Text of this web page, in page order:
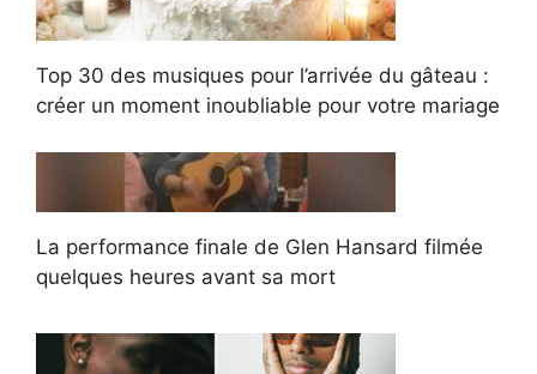
Top 30 des musiques pour l’arrivée du gâteau :
créer un moment inoubliable pour votre mariage
La performance finale de Glen Hansard filmée
quelques heures avant sa mort